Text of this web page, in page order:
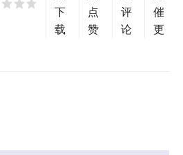
下
载
点
赞
评
论
催
更